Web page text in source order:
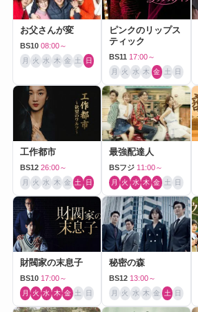
お父さんが変
BS10 08:00～
月 火 水 木 金 土 日
ピンクのリップス
ティック
BS11 17:00～
月 火 水 木 金 土 日
工作都市
BS12 26:00～
月 火 水 木 金 土 日
最強配達人
BSフジ 11:00～
月 火 水 木 金 土 日
財閥家の末息子
BS10 17:00～
月 火 水 木 金 土 日
秘密の森
BS12 13:00～
月 火 水 木 金 土 日